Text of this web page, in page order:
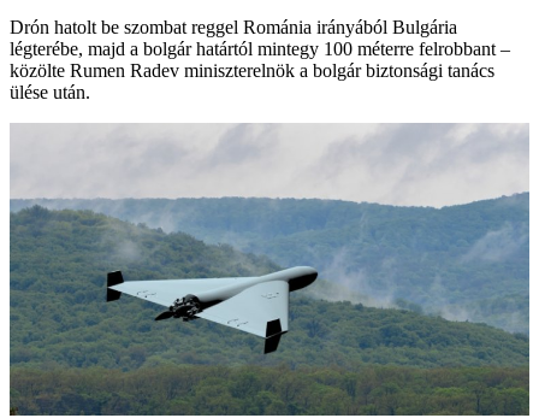
Drón hatolt be szombat reggel Románia irányából Bulgária
légterébe, majd a bolgár határtól mintegy 100 méterre felrobbant –
közölte Rumen Radev miniszterelnök a bolgár biztonsági tanács
ülése után.